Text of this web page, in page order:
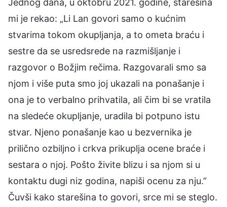
mi je rekao: „Li Lan govori samo o kućnim
stvarima tokom okupljanja, a to ometa braću i
sestre da se usredsrede na razmišljanje i
razgovor o Božjim rečima. Razgovarali smo sa
njom i više puta smo joj ukazali na ponašanje i
ona je to verbalno prihvatila, ali čim bi se vratila
na sledeće okupljanje, uradila bi potpuno istu
stvar. Njeno ponašanje kao u bezvernika je
prilično ozbiljno i crkva prikuplja ocene braće i
sestara o njoj. Pošto živite blizu i sa njom si u
kontaktu dugi niz godina, napiši ocenu za nju.”
Čuvši kako starešina to govori, srce mi se steglo.